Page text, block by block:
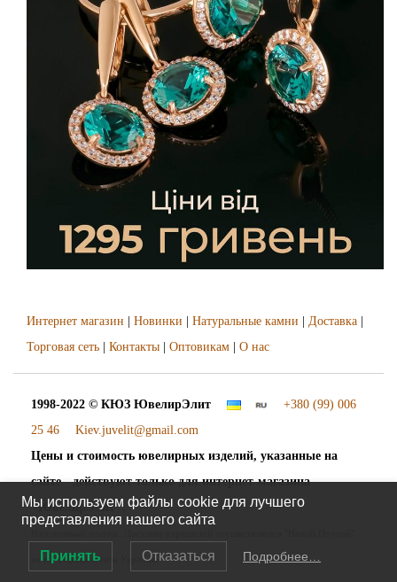
Интернет магазин Новинки Натуральные камни Доставка
Торговая сеть
Контакты Оптовикам О нас
1998-2022 © КЮЗ ЮвелирЭлит
+380 (99) 006
25 46
Kiev.juvelit@gmail.com
Цены и стоимость ювелирных изделий, указанные на
сайте - действуют только для интернет-магазина
"ЮвелирЭлит".
во все города и сёла Украины
Мы используем файлы cookie для лучшего
представления нашего сайта
Принять Отказаться Подробнее…